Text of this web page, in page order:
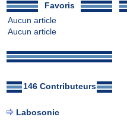
Favoris
Aucun article
Aucun article
146 Contributeurs
Labosonic